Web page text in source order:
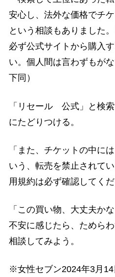
安心し、法外な価格でチ
という相談もありました
必ず公式サイトから購入
い。個人間は言わずもが
下同）
「リセール 公式」と検
にたどりつける。
「また、チケットの中に
いう、転売を禁止されて
用規約は必ず確認してくだ
「この買い物、大丈夫か
不安に感じたら、ためら
相談してみよう。
※女性セブン2024年3月14